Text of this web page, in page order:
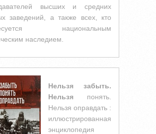
высших и средних
заведений, а также всех, кто
национальным
наследием.
Нельзя забыть.
Нельзя понять.
Нельзя оправдать :
иллюстрированная
энциклопедия